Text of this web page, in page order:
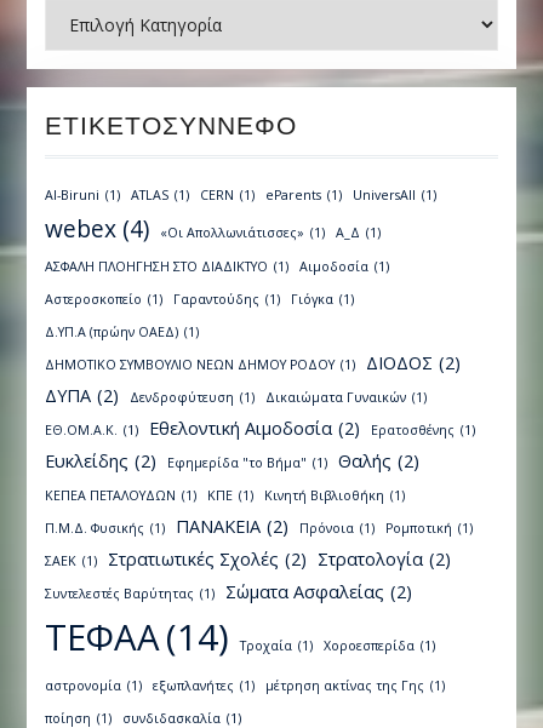
ΕΤΙΚΕΤΟΣΎΝΝΕΦΟ
Al-Biruni (1) ATLAS (1) CERN (1) eParents (1) UniversAll (1)
webex (4) «Οι Απολλωνιάτισσες» (1) Α_Δ (1)
ΑΣΦΑΛΗ ΠΛΟΗΓΗΣΗ ΣΤΟ ΔΙΑΔΙΚΤΥΟ (1) Αιμοδοσία (1)
Αστεροσκοπείο (1) Γαραντούδης (1) Γιόγκα (1)
Δ.ΥΠ.Α (πρώην ΟΑΕΔ) (1)
ΔΗΜΟΤΙΚΟ ΣΥΜΒΟΥΛΙΟ ΝΕΩΝ ΔΗΜΟΥ ΡΟΔΟΥ (1) ΔΙΟΔΟΣ (2)
ΔΥΠΑ (2) Δενδροφύτευση (1) Δικαιώματα Γυναικών (1)
ΕΘ.ΟΜ.Α.Κ. (1) Εθελοντική Αιμοδοσία (2) Ερατοσθένης (1)
Ευκλείδης (2) Εφημερίδα "το Βήμα" (1) Θαλής (2)
ΚΕΠΕΑ ΠΕΤΑΛΟΥΔΩΝ (1) ΚΠΕ (1) Κινητή Βιβλιοθήκη (1)
Π.Μ.Δ. Φυσικής (1) ΠΑΝΑΚΕΙΑ (2) Πρόνοια (1) Ρομποτική (1)
ΣΑΕΚ (1) Στρατιωτικές Σχολές (2) Στρατολογία (2)
Συντελεστές Βαρύτητας (1) Σώματα Ασφαλείας (2)
ΤΕΦΑΑ(14) Τροχαία (1) Χοροεσπερίδα (1)
αστρονομία (1) εξωπλανήτες (1) μέτρηση ακτίνας της Γης (1)
ποίηση (1) συνδιδασκαλία (1)